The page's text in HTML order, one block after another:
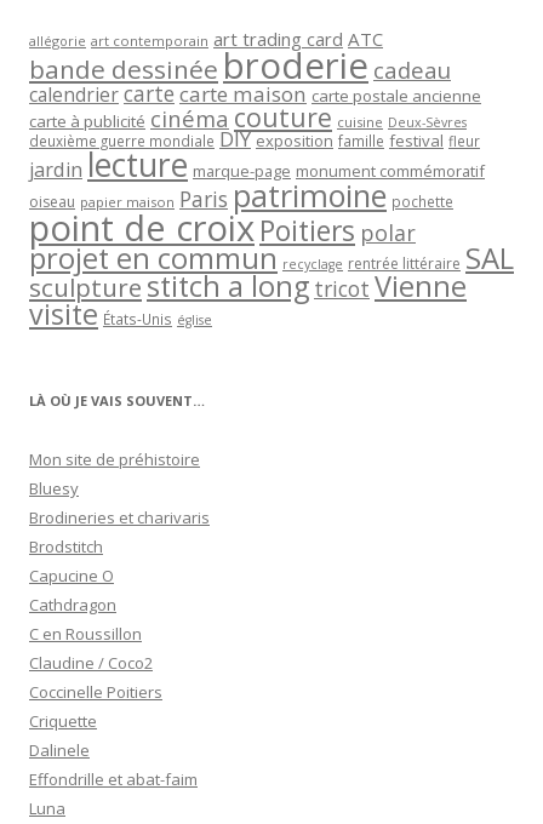
allégorie art contemporain art trading card ATC
bande dessinée broderie cadeau
calendriercartecarte maison carte postale ancienne
carte à publicité cinéma couture cuisine Deux-Sèvres
deuxième guerre mondiale DIY exposition famille festival fleur
jardin lecture marque-page monument commémoratif
oiseau papier maison Paris patrimoine pochette
point de croixPoitiers polar
projet en commun recyclage rentrée littéraire SAL
sculpturestitch a long tricot Vienne
visite États-Unis église
LÀ OÙ JE VAIS SOUVENT…
Mon site de préhistoire
Bluesy
Brodineries et charivaris
Brodstitch
Capucine O
Cathdragon
C en Roussillon
Claudine / Coco2
Coccinelle Poitiers
Criquette
Dalinele
Effondrille et abat-faim
Luna